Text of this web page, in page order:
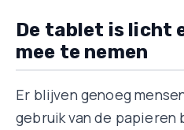
De tablet is licht
mee te nemen
Er blijven genoeg
gebruik van de papieren